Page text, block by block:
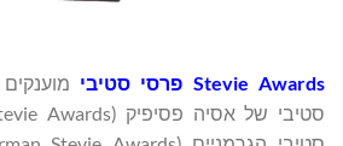
Stevie Awards פרסי סטיבי